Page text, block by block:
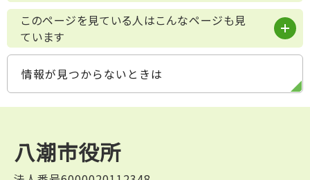
このページを見ている人はこんなページも見
ています
情報が見つからないときは
八潮市役所